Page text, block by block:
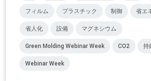
フィルム プラスチック 制御 省エ
省人化 設備 マグネシウム
Green Molding Webinar Week CO2 持
Webinar Week